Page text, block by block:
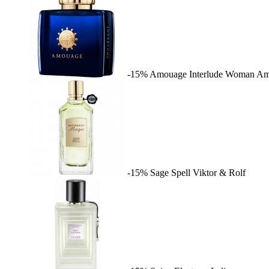
-15% Amouage Interlude Woman
-15% Sage Spell Viktor & Rolf